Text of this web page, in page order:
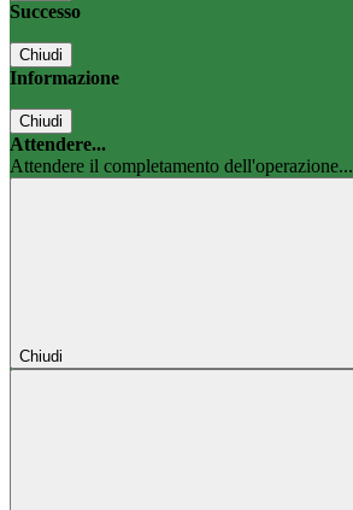
Successo
Chiudi
Informazione
Chiudi
Attendere...
Attendere il completamento dell'operazione...
Chiudi